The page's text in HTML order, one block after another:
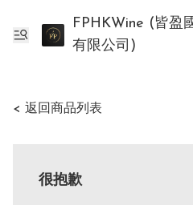
FPHKWine (皆盈國際貿易
有限公司)
< 返回商品列表
很抱歉